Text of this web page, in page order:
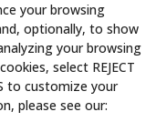
your browsing
optionally, to show
your browsing
select REJECT
to customize your
please see our: